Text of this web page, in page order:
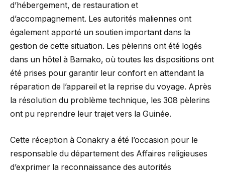
d’hébergement, de restauration et
d’accompagnement. Les autorités maliennes ont
également apporté un soutien important dans la
gestion de cette situation. Les pèlerins ont été logés
dans un hôtel à Bamako, où toutes les dispositions ont
été prises pour garantir leur confort en attendant la
réparation de l’appareil et la reprise du voyage. Après
la résolution du problème technique, les 308 pèlerins
ont pu reprendre leur trajet vers la Guinée.
Cette réception à Conakry a été l’occasion pour le
responsable du département des Affaires religieuses
d’exprimer la reconnaissance des autorités